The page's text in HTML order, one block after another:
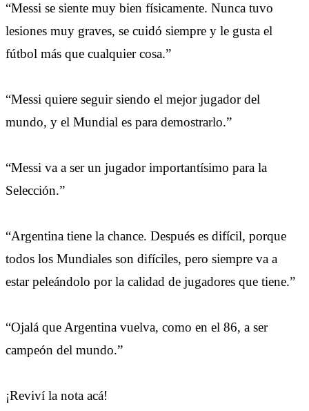
“Messi se siente muy bien físicamente. Nunca tuvo
lesiones muy graves, se cuidó siempre y le gusta el
fútbol más que cualquier cosa.”
“Messi quiere seguir siendo el mejor jugador del
mundo, y el Mundial es para demostrarlo.”
“Messi va a ser un jugador importantísimo para la
Selección.”
“Argentina tiene la chance. Después es difícil, porque
todos los Mundiales son difíciles, pero siempre va a
estar peleándolo por la calidad de jugadores que tiene.”
“Ojalá que Argentina vuelva, como en el 86, a ser
campeón del mundo.”
¡Reviví la nota acá!